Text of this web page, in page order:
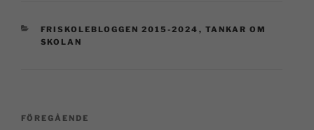
FRISKOLEBLOGGEN 2015-2024 , TANKAR OM
SKOLAN
FÖREGÅENDE